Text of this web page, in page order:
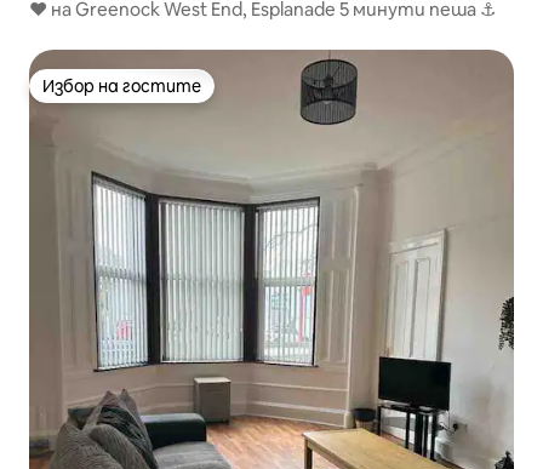
♥︎ на Greenock West End, Esplanade 5 минути пеша ⚓️
Избор на гостите
Избор на гостите